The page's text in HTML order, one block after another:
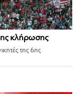
κλήρωσης
της 6ης